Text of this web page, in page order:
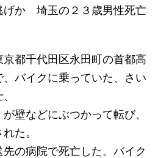
げか 埼玉の２３歳男性死亡
京都千代田区永田町の首都高
バイクに乗っていた、さい
壁などにぶつかって転び、
た。
の病院で死亡した。バイク